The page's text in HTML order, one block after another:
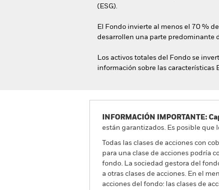
(ESG).
El Fondo invierte al menos el 70 %
desarrollen una parte predominante
Los activos totales del Fondo se
información sobre las características
INFORMACIÓN IMPORTANTE:
están garantizados. Es posible
Todas las clases de acciones con
para una clase de acciones podría
fondo. La sociedad gestora del
a otras clases de acciones. En el
acciones del fondo: las clases de